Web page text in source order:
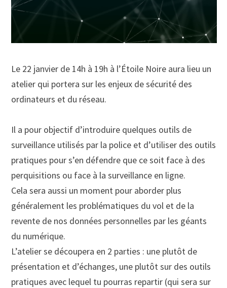
Le 22 janvier de 14h à 19h à l’Étoile Noire aura lieu un
atelier qui portera sur les enjeux de sécurité des
ordinateurs et du réseau.
Il a pour objectif d’introduire quelques outils de
surveillance utilisés par la police et d’utiliser des outils
pratiques pour s’en défendre que ce soit face à des
perquisitions ou face à la surveillance en ligne.
Cela sera aussi un moment pour aborder plus
généralement les problématiques du vol et de la
revente de nos données personnelles par les géants
du numérique.
L’atelier se découpera en 2 parties : une plutôt de
présentation et d’échanges, une plutôt sur des outils
pratiques avec lequel tu pourras repartir (qui sera sur